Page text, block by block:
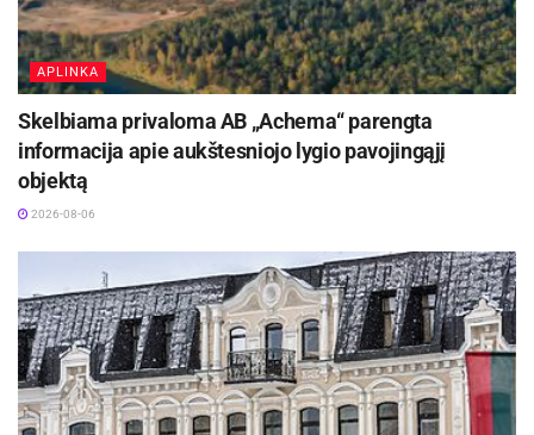
APLINKA
Skelbiama privaloma AB „Achema“ parengta
informacija apie aukštesniojo lygio pavojingąjį
objektą
2026-08-06